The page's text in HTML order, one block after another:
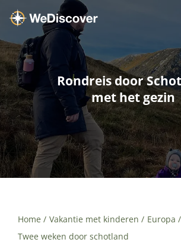
Rondreis door
met het gezin
Home Vakantie met kinderen Europa
Twee weken door schotland